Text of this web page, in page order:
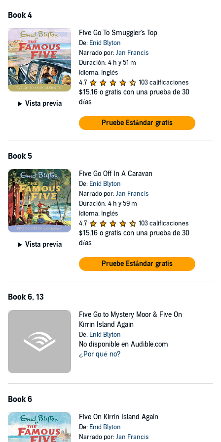
Book 4
Vista previa
Five Go To Smuggler's Top
De: Enid Blyton
Narrado por:Jan Francis
Duración: 4 h y 51 m
Idioma: Inglés
4.7
103 calificaciones
$15.16 o gratis con una prueba de 30
días
Pruebe Estándar gratis
Book 5
Vista previa
Five Go Off In A Caravan
De: Enid Blyton
Narrado por:Jan Francis
Duración: 4 h y 59 m
Idioma: Inglés
4.7
103 calificaciones
$15.16 o gratis con una prueba de 30
días
Pruebe Estándar gratis
Book 6, 13
Five Go to Mystery Moor & Five On
Kirrin Island Again
De: Enid Blyton
No disponible en Audible.com
¿Por qué no?
Book 6
Five On Kirrin Island Again
De: Enid Blyton
Narrado por:Jan Francis